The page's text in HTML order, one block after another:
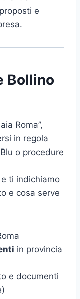
e
Bollino
Roma”,
in regola
o procedure
ti indichiamo
e cosa serve
in provincia
e documenti